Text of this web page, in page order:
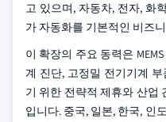
고 있으며, 자동차, 전자, 화
가 자동화를 기본적인 비즈
이 확장의 주요 동력은
계 진단, 고정밀 전기기계
기 위한 전략적 제휴와 산업
입니다. 중국, 일본, 한국, 인